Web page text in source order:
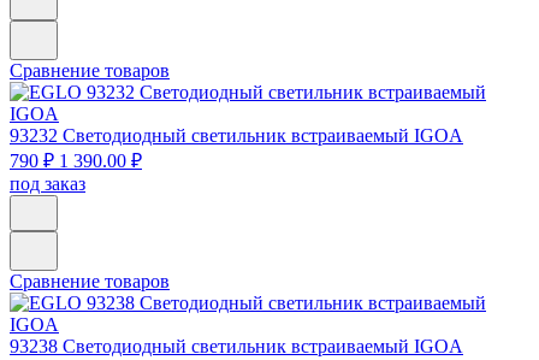
Сравнение товаров
93232 Светодиодный светильник встраиваемый IGOA
790 ₽ 1 390.00 ₽
под заказ
Сравнение товаров
93238 Светодиодный светильник встраиваемый IGOA